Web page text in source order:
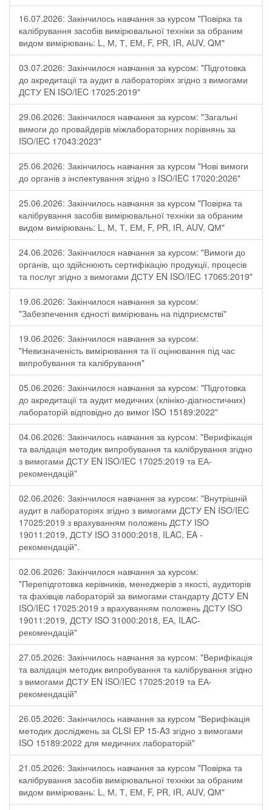
16.07.2026: Закінчилось навчання за курсом "Повірка та
калібрування засобів вимірювальної техніки за обраним
видом вимірювань: L, М, Т, ЕМ, F, РR, ІR, АUV, QМ"
03.07.2026: Закінчилося навчання за курсом: "Підготовка
до акредитації та аудит в лабораторіях згідно з вимогами
ДСТУ EN ISO/IEC 17025:2019"
29.06.2026: Закінчилося навчання за курсом: "Загальні
вимоги до провайдерів міжлабораторних порівнянь за
ISO/IEC 17043:2023"
25.06.2026: Закінчилось навчання за курсом "Нові вимоги
до органів з інспектування згідно з ISO/IEC 17020:2026"
25.06.2026: Закінчилось навчання за курсом "Повірка та
калібрування засобів вимірювальної техніки за обраним
видом вимірювань: L, М, Т, ЕМ, F, РR, ІR, АUV, QМ"
24.06.2026: Закінчилося навчання за курсом: "Вимоги до
органів, що здійснюють сертифікацію продукції, процесів
та послуг згідно з вимогами ДСТУ EN ISO/IEC 17065:2019"
19.06.2026: Закінчилося навчання за курсом:
"Забезпечення єдності вимірювань на підприємстві"
19.06.2026: Закінчилося навчання за курсом:
"Невизначеність вимірювання та її оцінювання під час
випробування та калібрування"
05.06.2026: Закінчилося навчання за курсом: "Підготовка
до акредитації та аудит медичних (клініко-діагностичних)
лабораторій відповідно до вимог ISO 15189:2022"
04.06.2026: Закінчилось навчання за курсом: "Верифікація
та валідація методик випробування та калібрування згідно
з вимогами ДСТУ EN ISO/IEC 17025:2019 та ЕА-
рекомендацій"
02.06.2026: Закінчилося навчання за курсом: "Внутрішній
аудит в лабораторіях згідно з вимогами ДСТУ EN ISO/IEC
17025:2019 з врахуванням положень ДСТУ ISO
19011:2019, ДСТУ ISO 31000:2018, ILAC, EA -
рекомендацій".
02.06.2026: Закінчилося навчання за курсом:
"Перепідготовка керівників, менеджерів з якості, аудиторів
та фахівців лабораторій за вимогами стандарту ДСТУ EN
ISO/IEC 17025:2019 з врахуванням положень ДСТУ ISO
19011:2019, ДСТУ ISO 31000:2018, ЕА, ILAC-
рекомендацій"
27.05.2026: Закінчилось навчання за курсом: "Верифікація
та валідація методик випробування та калібрування згідно
з вимогами ДСТУ EN ISO/IEC 17025:2019 та ЕА-
рекомендацій"
26.05.2026: Закінчилось навчання за курсом "Верифікація
методик досліджень за CLSI EP 15-A3 згідно з вимогами
ISO 15189:2022 для медичних лабораторій"
21.05.2026: Закінчилось навчання за курсом "Повірка та
калібрування засобів вимірювальної техніки за обраним
видом вимірювань: L, М, Т, ЕМ, F, РR, ІR, АUV, QМ"